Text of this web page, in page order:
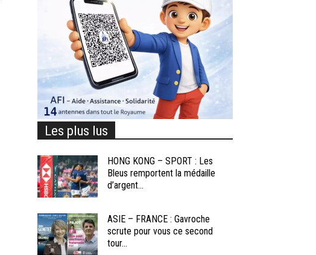
Les plus lus
HONG KONG – SPORT : Les
Bleus remportent la médaille
d’argent...
ASIE – FRANCE : Gavroche
scrute pour vous ce second
tour...